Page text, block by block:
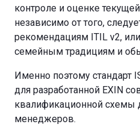
контроле и оценке
независимо от того,
рекомендациям ITIL v2, или
семейным традициям и
Именно поэтому стандарт
для разработанной EXIN
квалификационной схемы
менеджеров.